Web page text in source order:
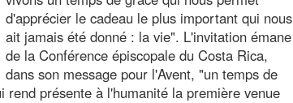
d'apprécier le cadeau le plus important qui nous
ait jamais été donné : la vie". L'invitation émane
de la Conférence épiscopale du Costa Rica,
dans son message pour l'Avent, "un temps de
présente à l'humanité la première venue